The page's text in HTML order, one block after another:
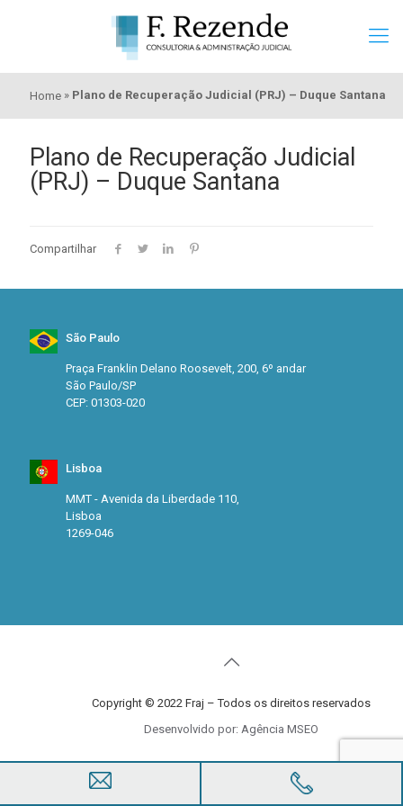
Home » Plano de Recuperação Judicial (PRJ) – Duque Santana
Plano de Recuperação Judicial
(PRJ) – Duque Santana
Compartilhar
São Paulo
Praça Franklin Delano Roosevelt, 200, 6º andar
São Paulo/SP
CEP: 01303-020
Lisboa
MMT - Avenida da Liberdade 110,
Lisboa
1269-046
Copyright © 2022 Fraj – Todos os direitos reservados
Desenvolvido por: Agência MSEO